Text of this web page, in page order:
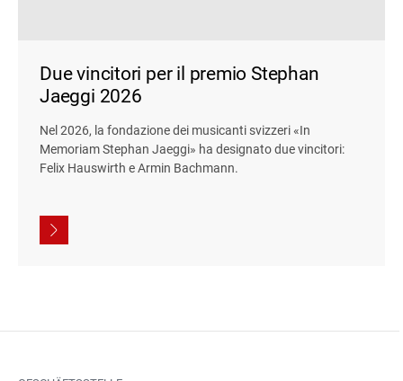
Due vincitori per il premio Stephan
Jaeggi 2026
Nel 2026, la fondazione dei musicanti svizzeri «In
Memoriam Stephan Jaeggi» ha designato due vincitori:
Felix Hauswirth e Armin Bachmann.